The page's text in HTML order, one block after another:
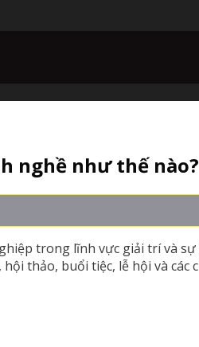
nghề như thế nào?
trong lĩnh vực giải trí và
thảo, buổi tiệc, lễ hội và